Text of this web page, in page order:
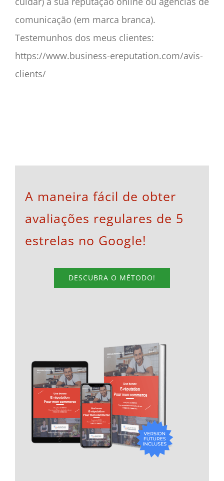
comunicação (em marca branca).
Testemunhos dos meus clientes:
https://www.business-ereputation.com/avis-
clients/
A maneira fácil de obter
avaliações regulares de 5
estrelas no Google!
DESCUBRA O MÉTODO!